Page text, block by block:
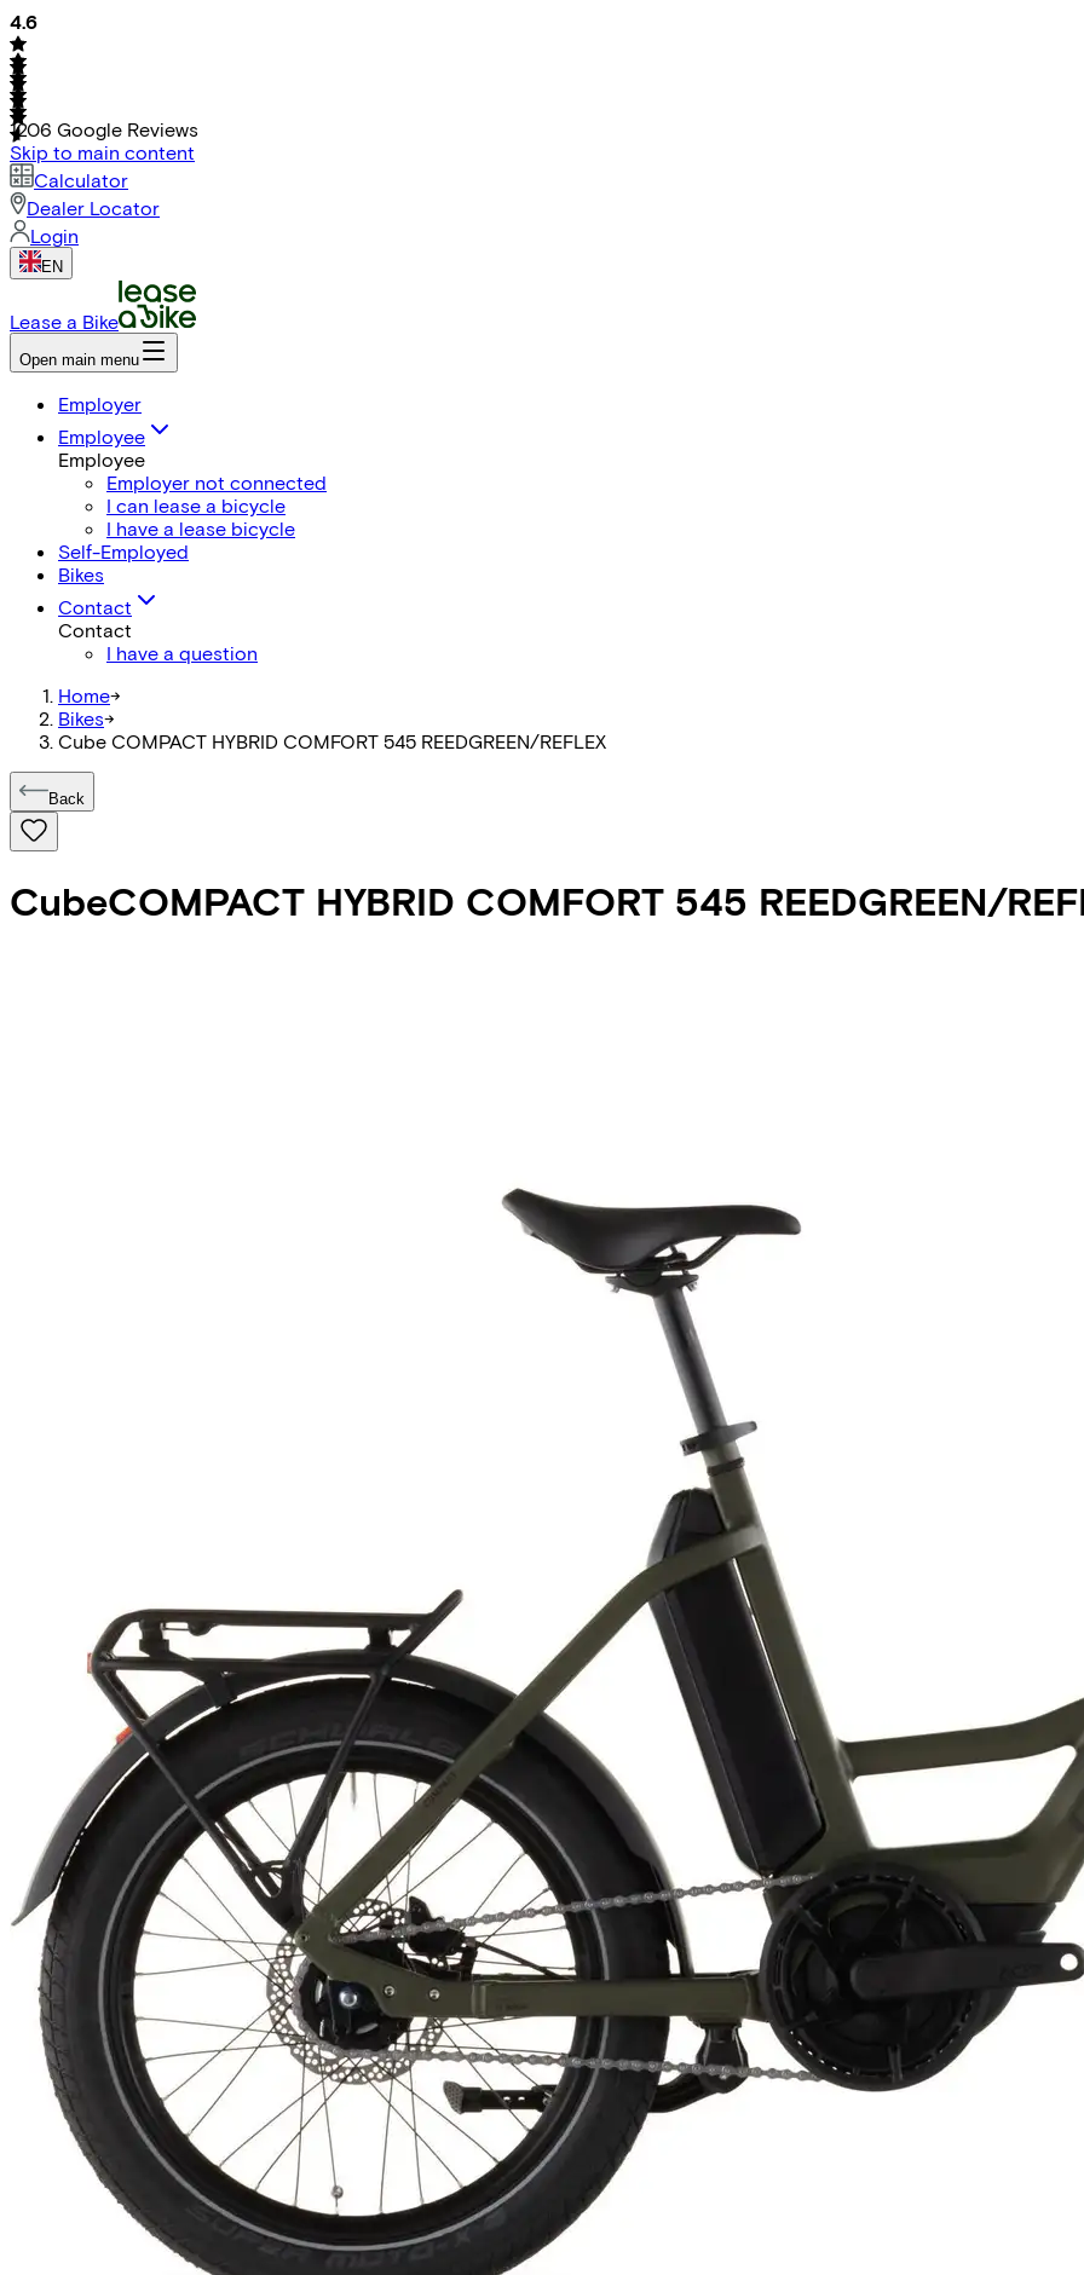
4.6
1206 Google Reviews
Skip to main content
Calculator
Dealer Locator
Login
EN
Lease a Bike
Open main menu
Employer
Employee
Employee
Employer not connected
I can lease a bicycle
I have a lease bicycle
Self-Employed
Bikes
Contact
Contact
I have a question
Home->
Bikes->
Cube COMPACT HYBRID COMFORT 545 REEDGREEN/REFLEX
Back
CubeCOMPACT HYBRID COMFORT 545 REEDGREEN/